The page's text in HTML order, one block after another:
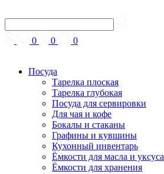
0 0 0
Посуда
Тарелка плоская
Тарелка глубокая
Посуда для сервировки
Для чая и кофе
Бокалы и стаканы
Графины и кувшины
Кухонный инвентарь
Ёмкости для масла и уксуса
Ёмкости для хранения